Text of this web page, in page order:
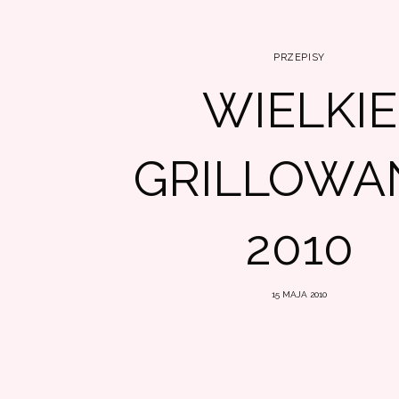
PRZEPISY
WIELKIE
2010
15 MAJA 2010